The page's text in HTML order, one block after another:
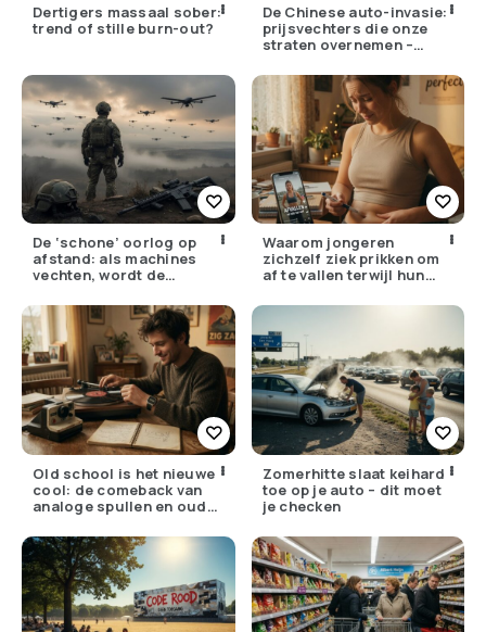
Dertigers massaal sober:
trend of stille burn-out?
De Chinese auto-invasie:
prijsvechters die onze
straten overnemen –
écht?
De ‘schone’ oorlog op
afstand: als machines
vechten, wordt de
lager
Waarom jongeren
zichzelf ziek prikken om
af te vallen terwijl hun
bellen
Old school is het nieuwe
cool: de comeback van
analoge spullen en oude
Zomerhitte slaat keihard
toe op je auto – dit moet
je checken